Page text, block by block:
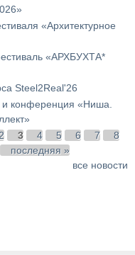
«Архитектурное
«АРХБУХТА*
Steel2Real'26
конференция «Ниша.
3 4 5 6 7
8
последняя »
все новости